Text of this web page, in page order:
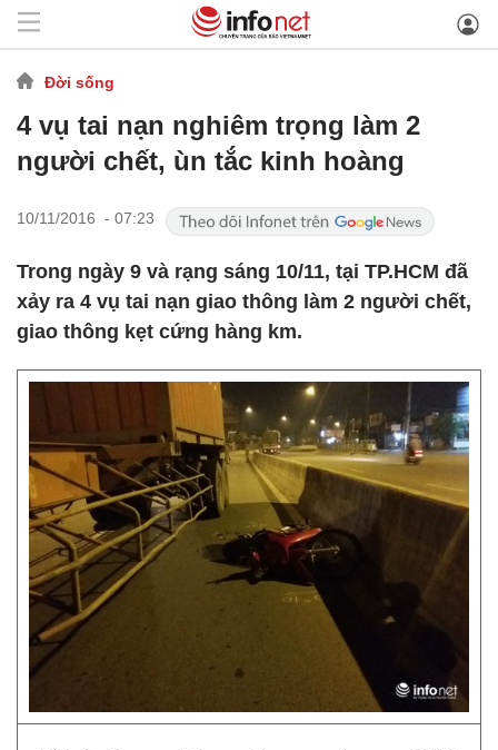
Đời sống
4 vụ tai nạn nghiêm trọng làm 2
người chết, ùn tắc kinh hoàng
10/11/2016 - 07:23
Trong ngày 9 và rạng sáng 10/11, tại TP.HCM đã
xảy ra 4 vụ tai nạn giao thông làm 2 người chết,
giao thông kẹt cứng hàng km.